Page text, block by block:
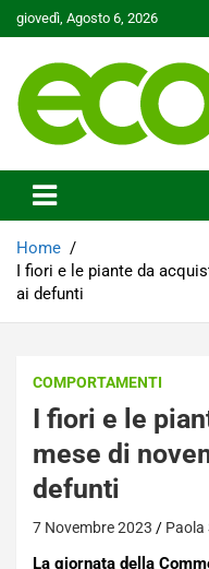
Skip
to
giovedì, Agosto 6, 2026
Ecoo.it
Home
I fiori e le piante da
ai defunti
COMPORTAMENTI
I fiori e le
mese di
defunti
7 Novembre 2023 Paola
La giornata della